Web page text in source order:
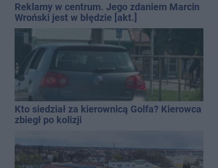
Reklamy w centrum. Jego zdaniem Marcin
Wroński jest w błędzie [akt.]
Kto siedział za kierownicą Golfa? Kierowca
zbiegł po kolizji